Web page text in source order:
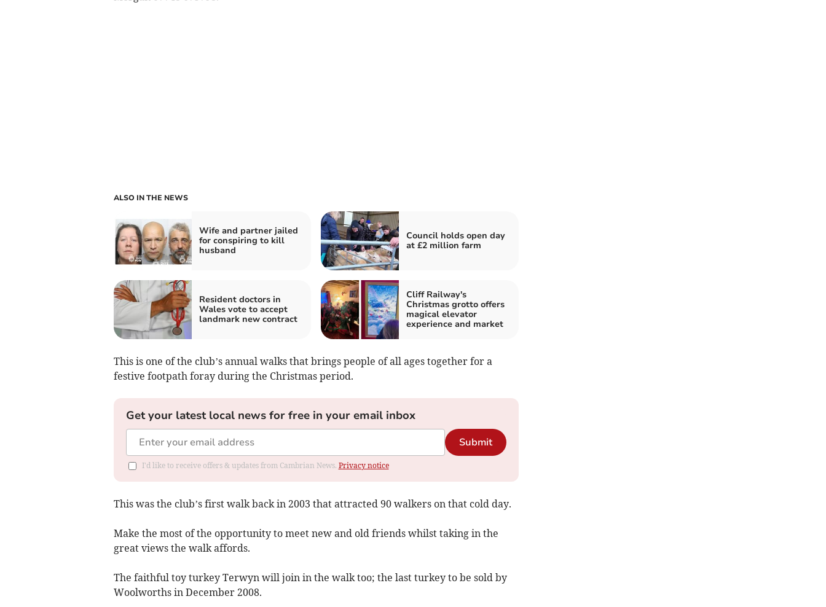
ALSO IN THE NEWS
Wife and partner jailed
for conspiring to kill
husband
Council holds open day
at £2 million farm
Resident doctors in
Wales vote to accept
landmark new contract
Cliff Railway's
Christmas grotto offers
magical elevator
experience and market
This is one of the club’s annual walks that brings people of all ages together for a
festive footpath foray during the Christmas period.
Get your latest local news for free in your email inbox
Submit
I'd like to receive offers & updates from Cambrian News. Privacy notice
This was the club’s first walk back in 2003 that attracted 90 walkers on that cold day.
Make the most of the opportunity to meet new and old friends whilst taking in the
great views the walk affords.
The faithful toy turkey Terwyn will join in the walk too; the last turkey to be sold by
Woolworths in December 2008.